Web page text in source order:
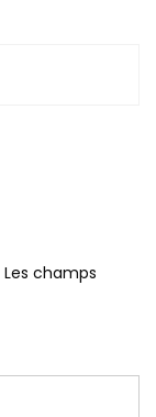
Les champs